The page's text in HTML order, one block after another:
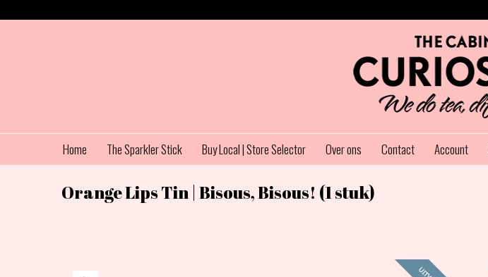
Home The Sparkler Stick Buy Local | Store Selector Over ons Contact Account
Orange Lips Tin | Bisous, Bisous! (1 stuk)